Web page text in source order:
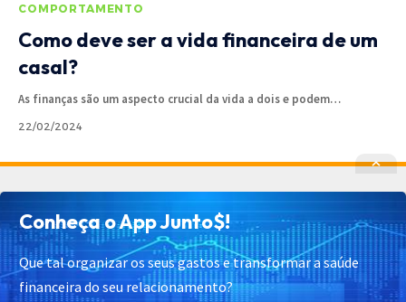
COMPORTAMENTO
Como deve ser a vida financeira de um
casal?
As finanças são um aspecto crucial da vida a dois e podem…
22/02/2024
Termos de Uso Contato Cadastrar Quem Somos
Conheça o App Junto$!
Que tal organizar os seus gastos e transformar a saúde
financeira do seu relacionamento?